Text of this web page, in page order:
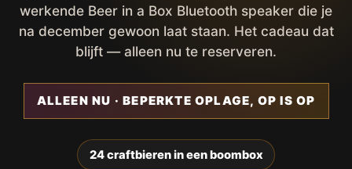
werkende Beer in a Box Bluetooth speaker die je
na december gewoon laat staan. Het cadeau dat
blijft — alleen nu te reserveren.
ALLEEN NU · BEPERKTE OPLAGE, OP IS OP
24 craftbieren in een boombox